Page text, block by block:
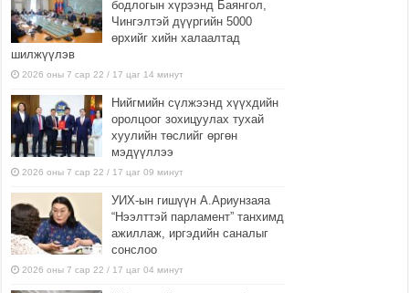
p
a
y
d
y
l
o
s
o
n
l
бодлогын хүрээнд Баянгол,
Чингэлтэй дүүргийн 5000
өрхийг хийн халаалтад
шилжүүлэв
2026 оны 7 сар 22 / 17 цаг 14 минут
Нийгмийн сүлжээнд хүүхдийн
оролцоог зохицуулах тухай
хуулийн төслийг өргөн
мэдүүллээ
2026 оны 7 сар 22 / 17 цаг 09 минут
УИХ-ын гишүүн А.Ариунзаяа
“Нээлттэй парламент” танхимд
ажиллаж, иргэдийн саналыг
сонслоо
2026 оны 7 сар 22 / 17 цаг 04 минут